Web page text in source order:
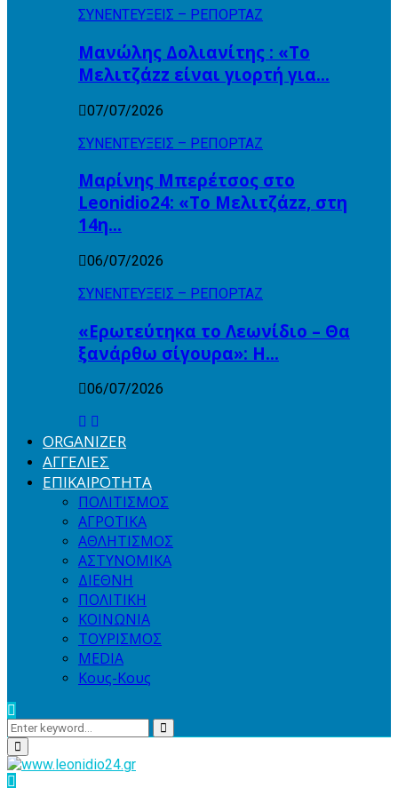
ΣΥΝΕΝΤΕΥΞΕΙΣ – ΡΕΠΟΡΤΑΖ
Μανώλης Δολιανίτης : «Το
Μελιτζάzz είναι γιορτή για…
07/07/2026
ΣΥΝΕΝΤΕΥΞΕΙΣ – ΡΕΠΟΡΤΑΖ
Μαρίνης Μπερέτσος στο
Leonidio24: «Το Μελιτζάzz, στη
14η…
06/07/2026
ΣΥΝΕΝΤΕΥΞΕΙΣ – ΡΕΠΟΡΤΑΖ
«Ερωτεύτηκα το Λεωνίδιο – Θα
ξανάρθω σίγουρα»: Η…
06/07/2026
ORGANIZER
ΑΓΓΕΛΙΕΣ
ΕΠΙΚΑΙΡΟΤΗΤΑ
ΠΟΛΙΤΙΣΜΟΣ
ΑΓΡΟΤΙΚΑ
ΑΘΛΗΤΙΣΜΟΣ
ΑΣΤΥΝΟΜΙΚΑ
ΔΙΕΘΝΗ
ΠΟΛΙΤΙΚΗ
ΚΟΙΝΩΝΙΑ
ΤΟΥΡΙΣΜΟΣ
MEDIA
Κους-Κους
Search
for:
Search
Primary
Menu